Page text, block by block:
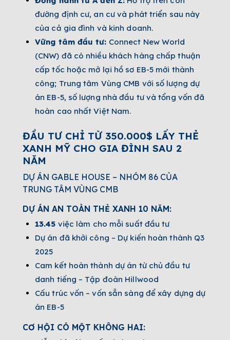
đường định cư, an cư và phát triển sau này
của cả gia đình và kinh doanh.
Vững tâm đầu tư: Connect New World
(CNW) đã có nhiều khách hàng chấp thuận
cấp tốc hoặc mở lại hồ sơ EB-5 mới thành
công; Trung tâm Vùng CMB với số lượng dự
án EB-5, số lượng nhà đầu tư và tổng vốn đã
hoàn cao nhất Việt Nam.
ĐẦU TƯ CHỈ TỪ 350.000$ LẤY THẺ
XANH MỸ CHO GIA ĐÌNH SAU 2
NĂM
DỰ ÁN GABLE HOUSE – NHÓM 86 CỦA
TRUNG TÂM VÙNG CMB
DỰ ÁN AN TOÀN THẺ XANH 10 NĂM:
13.45 việc làm cho mỗi suất đầu tư
Dự án đã khởi công – Dự kiến hoàn thành Q3
2025
Cam kết hoàn thành dự án từ chủ đầu tư
danh tiếng – Tập đoàn Hillwood
Cấu trúc vốn – vốn sẵn sàng để xây dựng dự
án EB-5
CƠ HỘI CÓ MỘT KHÔNG HAI: